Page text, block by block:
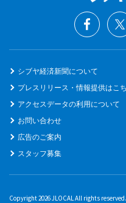
シブヤ経済新聞について
プレスリリース・情報提供はこ
アクセスデータの利用について
お問い合わせ
広告のご案内
スタッフ募集
Copyright 2026 JLOCAL All rights reserved.